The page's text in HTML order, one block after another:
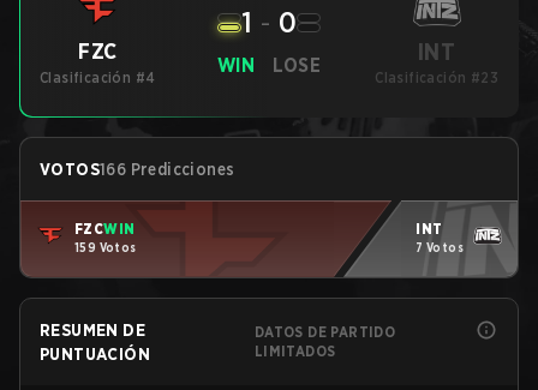
FZC
Clasificación #4
WIN
1 - 0
LOSE INT
Clasificación #23
VOTOS166 Predicciones
FZCWIN
159 Votos
INT
7 Votos
RESUMEN DE
PUNTUACIÓN
DATOS DE PARTIDO
LIMITADOS